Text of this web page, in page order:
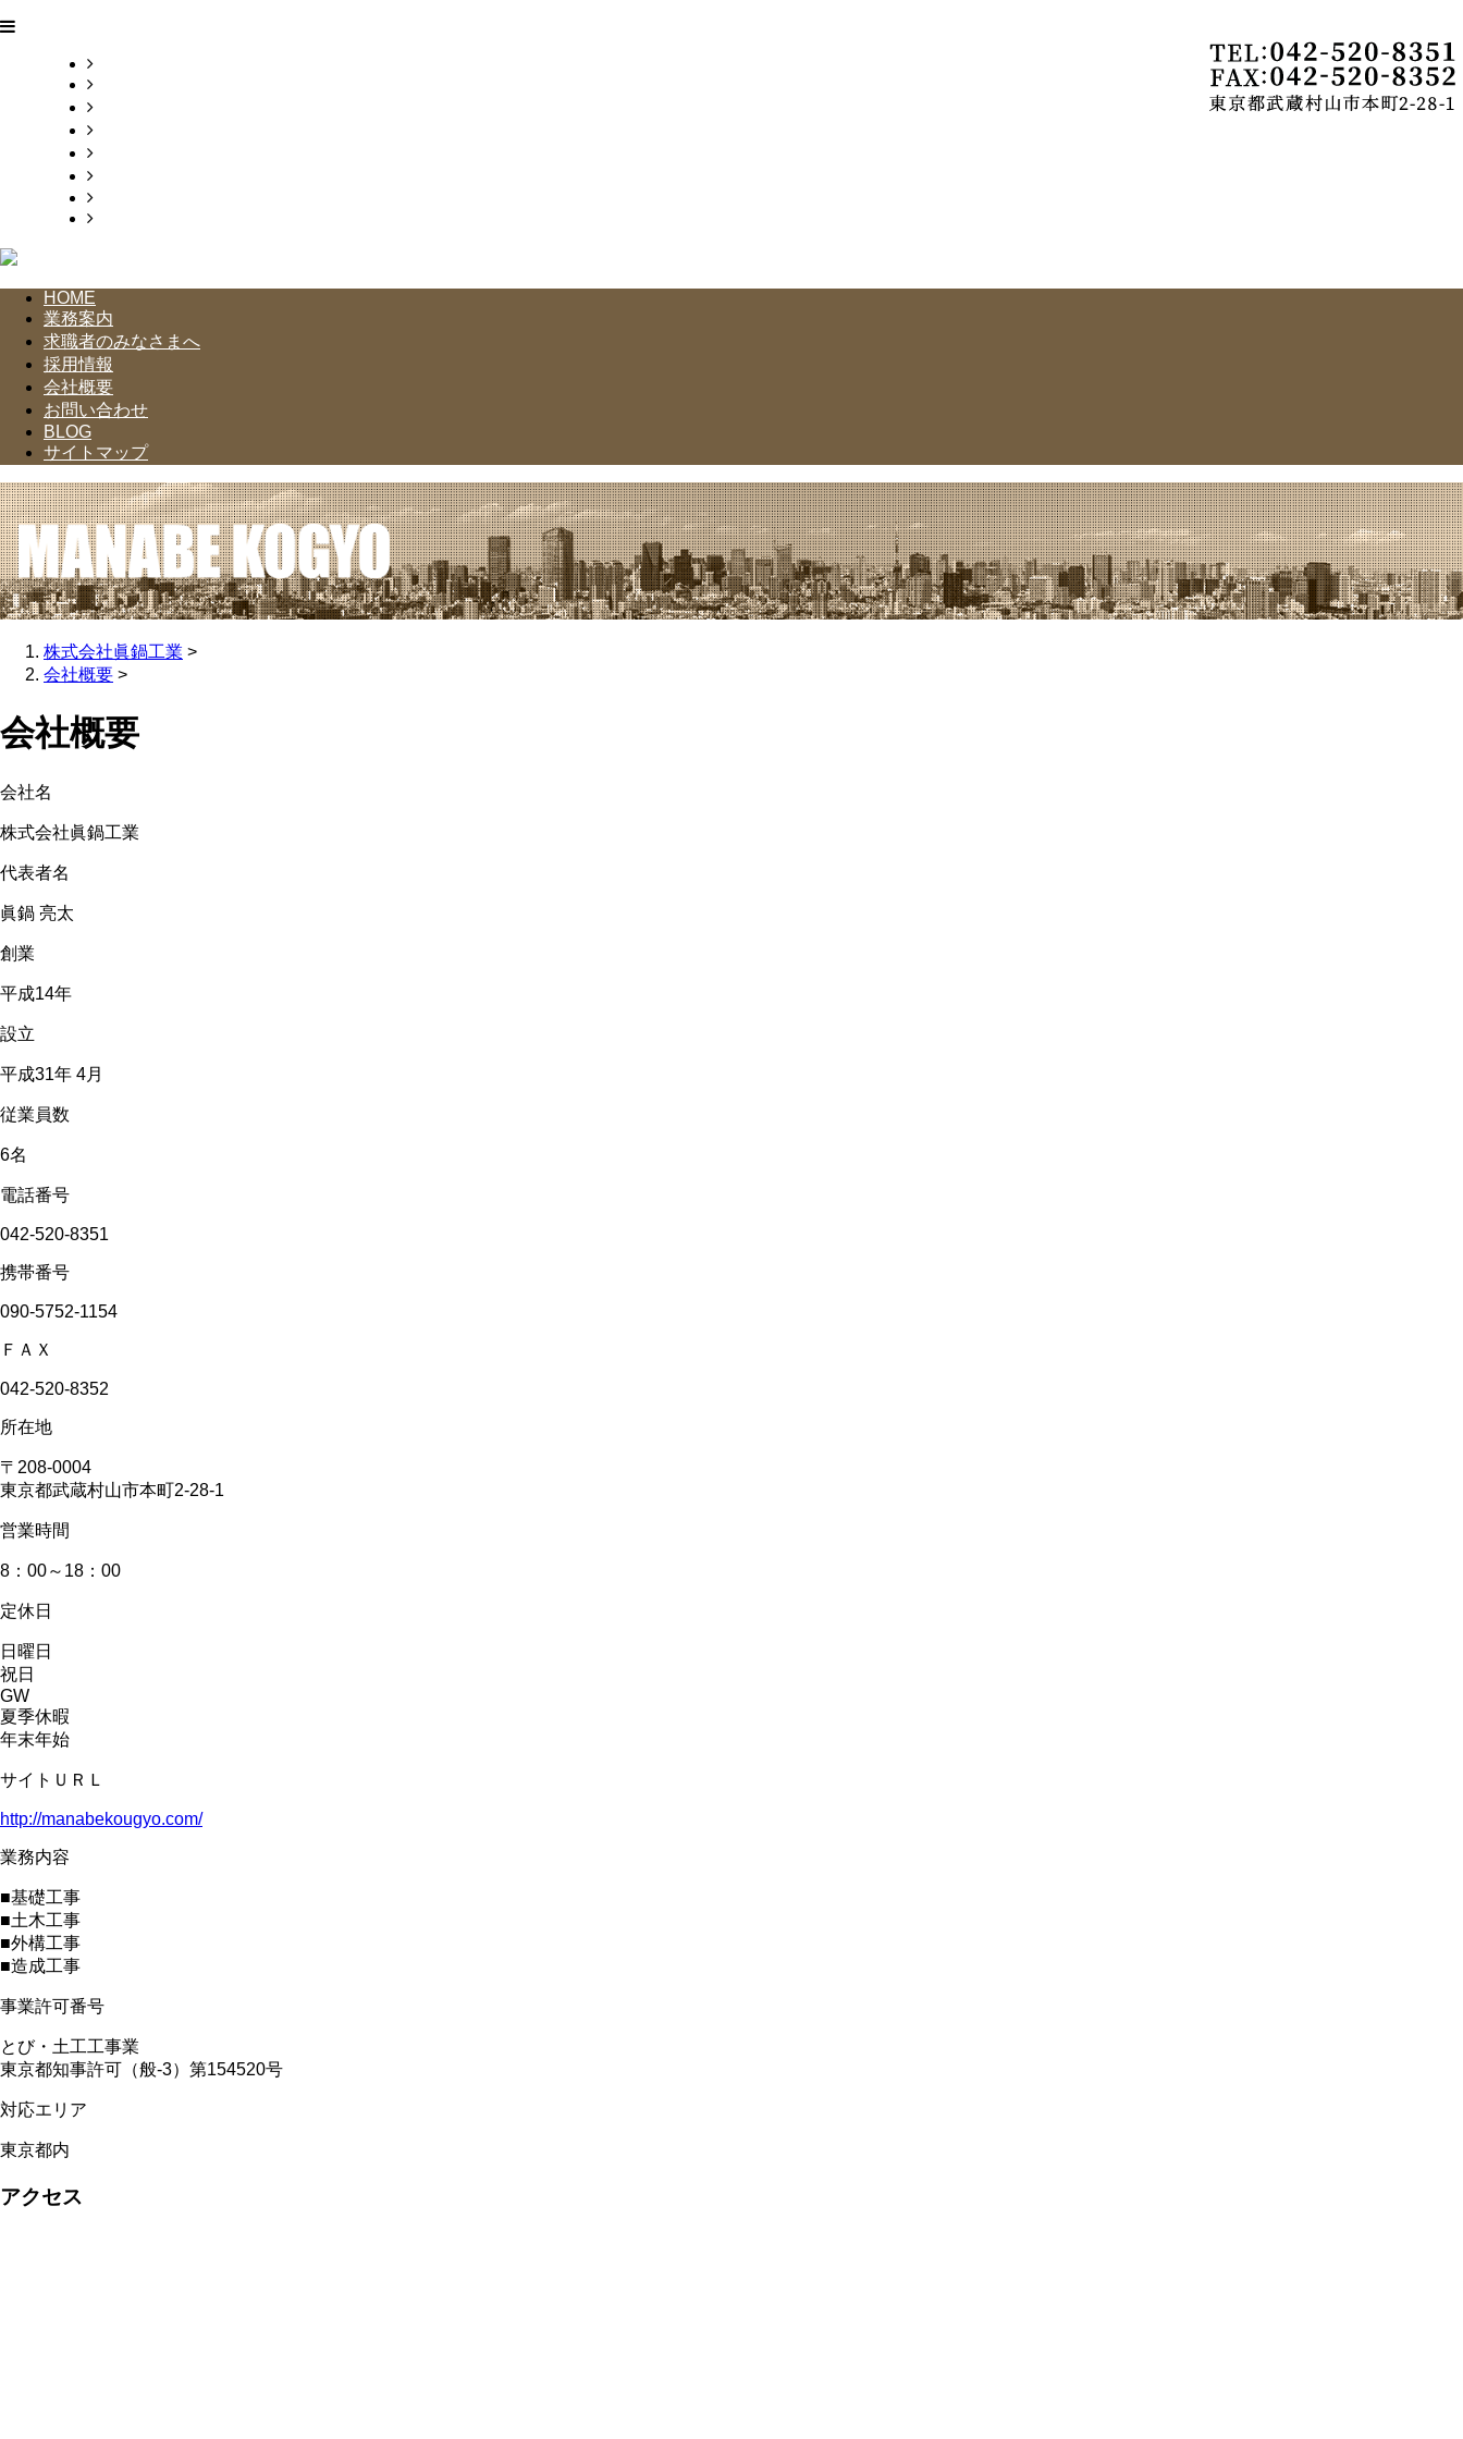
HOME
業務案内
求職者のみなさまへ
採用情報
会社概要
お問い合わせ
BLOG
サイトマップ
株式会社眞鍋工業 >
会社概要 >
会社概要
会社名
株式会社眞鍋工業
代表者名
眞鍋 亮太
創業
平成14年
設立
平成31年 4月
従業員数
6名
電話番号
042-520-8351
携帯番号
090-5752-1154
ＦＡＸ
042-520-8352
所在地
〒208-0004
東京都武蔵村山市本町2-28-1
営業時間
8：00～18：00
定休日
日曜日
祝日
GW
夏季休暇
年末年始
サイトＵＲＬ
http://manabekougyo.com/
業務内容
■基礎工事
■土木工事
■外構工事
■造成工事
事業許可番号
とび・土工工事業
東京都知事許可（般-3）第154520号
対応エリア
東京都内
アクセス